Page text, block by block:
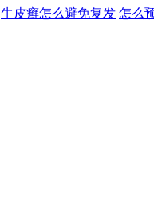
牛皮癣怎么避免复发 怎么